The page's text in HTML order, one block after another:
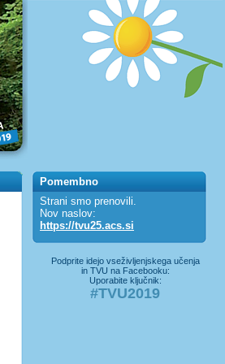
Pomembno
Strani smo prenovili.
Nov naslov:
https://tvu25.acs.si
Podprite idejo vseživljenjskega učenja
in TVU na Facebooku:
Uporabite ključnik:
#TVU2019